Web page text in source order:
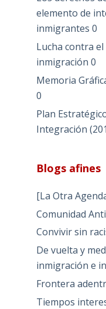
elemento de
inmigrantes 0
Lucha contra
inmigración 0
Memoria
0
Plan
Integración
Blogs afines
[La Otra
Comunidad
Convivir sin
De vuelta y
inmigración e
Frontera
Tiempos